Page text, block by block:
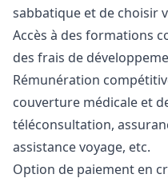
sabbatique et de choisir
Accès à des formations
des frais de
Rémunération
couverture médicale et
téléconsultation,
assistance voyage, etc.
Option de paiement en